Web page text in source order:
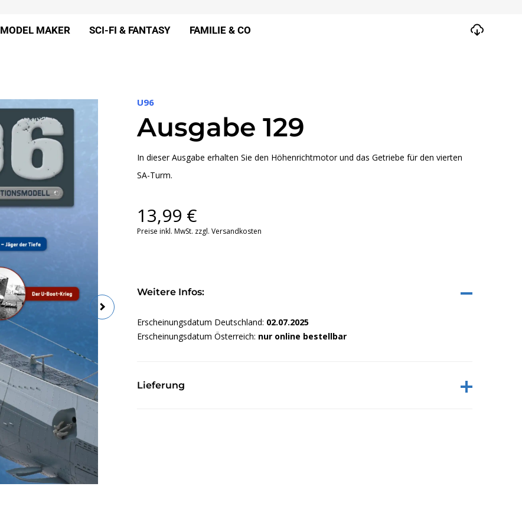
MODEL MAKER SCI-FI & FANTASY FAMILIE & CO
U96
Ausgabe 129
In dieser Ausgabe erhalten Sie den Höhenrichtmotor und das Getriebe für den vierten
SA-Turm.
13,99 €
Preise inkl. MwSt. zzgl. Versandkosten
Weitere Infos:
Erscheinungsdatum Deutschland: 02.07.2025
Erscheinungsdatum Österreich: nur online bestellbar
Lieferung